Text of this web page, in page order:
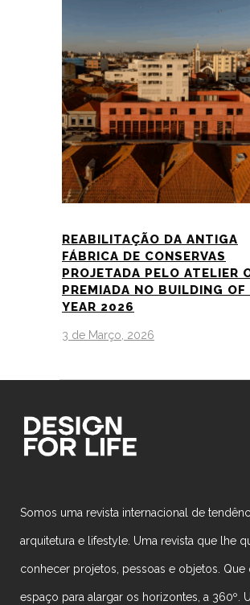
REABILITAÇÃO DA ANTIGA
FÁBRICA DE CONSERVAS
PROJETADA PELO ATELIER
PREMIADA NO BUILDING OF
YEAR 2026
3 de Março, 2026
Somos uma revista internacional de
arquitetura e lifestyle. Uma revista que lhe
conhecer projetos, pessoas e objetos. Que
espaço para alargar os horizontes, a 360º.